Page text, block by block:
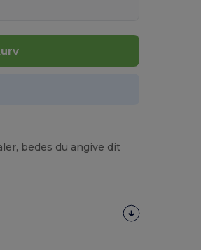
bedes du angive dit